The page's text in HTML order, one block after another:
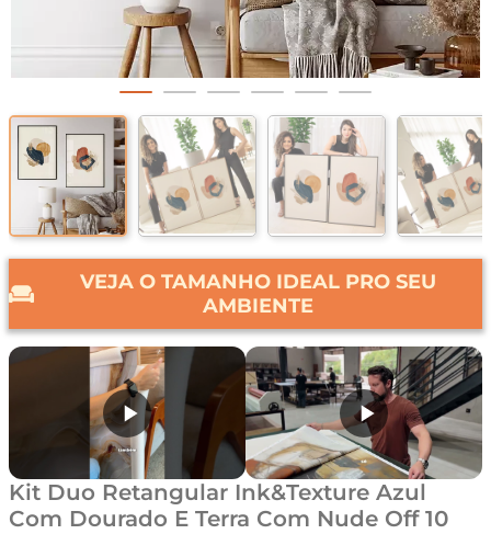
VEJA O TAMANHO IDEAL PRO SEU
AMBIENTE
Kit Duo Retangular Ink&Texture Azul
Com Dourado E Terra Com Nude Off 10